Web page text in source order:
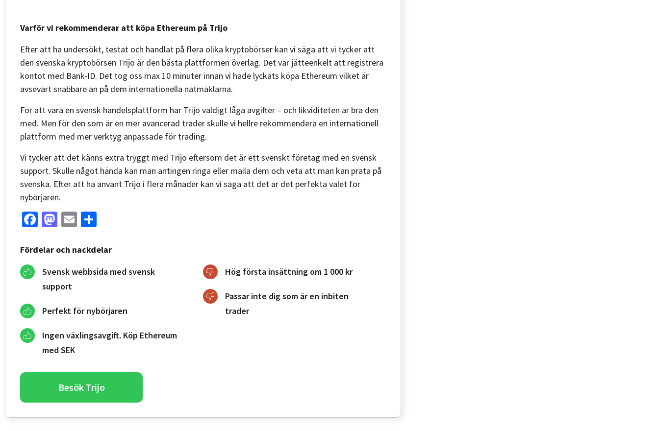
Varför vi rekommenderar att köpa Ethereum på Trijo
Efter att ha undersökt, testat och handlat på flera olika kryptobörser kan vi säga att vi tycker att
den svenska kryptobörsen Trijo är den bästa plattformen överlag. Det var jätteenkelt att registrera
kontot med Bank-ID. Det tog oss max 10 minuter innan vi hade lyckats köpa Ethereum vilket är
avsevärt snabbare än på dem internationella nätmäklarna.
För att vara en svensk handelsplattform har Trijo väldigt låga avgifter – och likviditeten är bra den
med. Men för den som är en mer avancerad trader skulle vi hellre rekommendera en internationell
plattform med mer verktyg anpassade för trading.
Vi tycker att det känns extra tryggt med Trijo eftersom det är ett svenskt företag med en svensk
support. Skulle något hända kan man antingen ringa eller maila dem och veta att man kan prata på
svenska. Efter att ha använt Trijo i flera månader kan vi säga att det är det perfekta valet för
nybörjaren.
Facebook
Mastodon
Email
Fördelar och nackdelar
Svensk webbsida med svensk
support
Perfekt för nybörjaren
Ingen växlingsavgift. Köp Ethereum
med SEK
Hög första insättning om 1 000 kr
Passar inte dig som är en inbiten
trader
Besök Trijo